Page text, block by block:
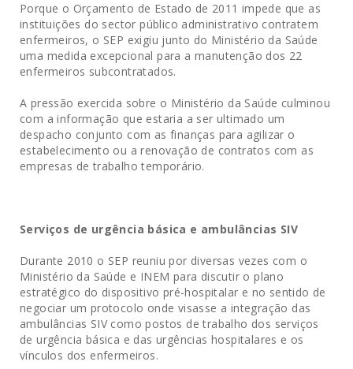
Porque o Orçamento de Estado de 2011 impede que as
instituições do sector público administrativo contratem
enfermeiros, o SEP exigiu junto do Ministério da Saúde
uma medida excepcional para a manutenção dos 22
enfermeiros subcontratados.
A pressão exercida sobre o Ministério da Saúde culminou
com a informação que estaria a ser ultimado um
despacho conjunto com as finanças para agilizar o
estabelecimento ou a renovação de contratos com as
empresas de trabalho temporário.
Serviços de urgência básica e ambulâncias SIV
Durante 2010 o SEP reuniu por diversas vezes com o
Ministério da Saúde e INEM para discutir o plano
estratégico do dispositivo pré-hospitalar e no sentido de
negociar um protocolo onde visasse a integração das
ambulâncias SIV como postos de trabalho dos serviços
de urgência básica e das urgências hospitalares e os
vínculos dos enfermeiros.